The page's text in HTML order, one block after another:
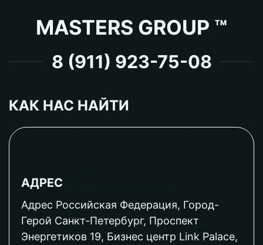
MASTERS GROUP ™
8 (911) 923-75-08
КАК НАС НАЙТИ
АДРЕС
Адрес Российская Федерация, Город-
Герой Санкт-Петербург, Проспект
Энергетиков 19, Бизнес центр Link Palace,